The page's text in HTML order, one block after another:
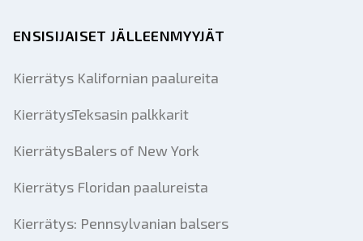
ENSISIJAISET JÄLLEENMYYJÄT
Kierrätys Kalifornian paalureita
KierrätysTeksasin palkkarit
KierrätysBalers of New York
Kierrätys Floridan paalureista
Kierrätys: Pennsylvanian balsers